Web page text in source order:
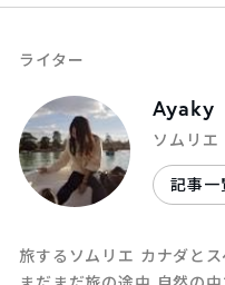
ライター
Ayaky
ソムリエ
記事一
旅するソムリエ カナダと